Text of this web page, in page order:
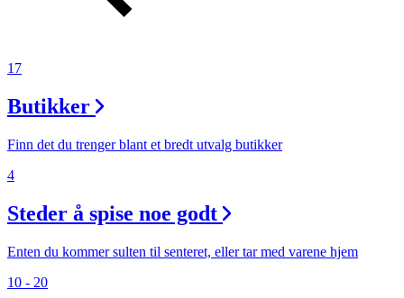
17
Butikker
Finn det du trenger blant et bredt utvalg butikker
4
Steder å spise noe godt
Enten du kommer sulten til senteret, eller tar med varene hjem
10 - 20